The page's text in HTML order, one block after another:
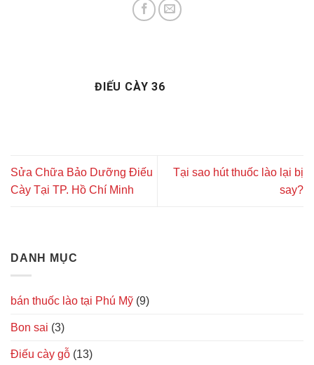
DANH MỤC
bán thuốc lào tại Phú Mỹ (9)
Bon sai (3)
Điếu cày gỗ (13)
ĐIẾU CÀY 36
Sửa Chữa Bảo Dưỡng Điếu
Cày Tại TP. Hồ Chí Minh
Tại sao hút thuốc lào lại bị
say?